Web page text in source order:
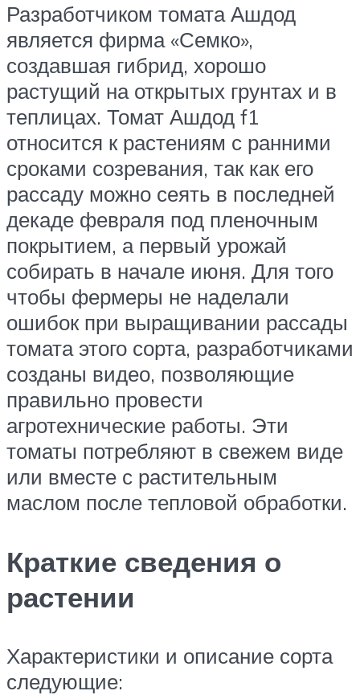
Разработчиком томата Ашдод
является фирма «Семко»,
создавшая гибрид, хорошо
растущий на открытых грунтах и в
теплицах. Томат Ашдод f1
относится к растениям с ранними
сроками созревания, так как его
рассаду можно сеять в последней
декаде февраля под пленочным
покрытием, а первый урожай
собирать в начале июня. Для того
чтобы фермеры не наделали
ошибок при выращивании рассады
томата этого сорта, разработчиками
созданы видео, позволяющие
правильно провести
агротехнические работы. Эти
томаты потребляют в свежем виде
или вместе с растительным
маслом после тепловой обработки.
Краткие сведения о
растении
Характеристики и описание сорта
следующие: